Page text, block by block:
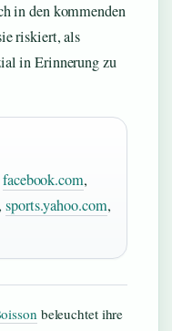
in den kommenden
riskiert, als
in Erinnerung zu
facebook.com,
,sports.yahoo.com,
beleuchtet ihre